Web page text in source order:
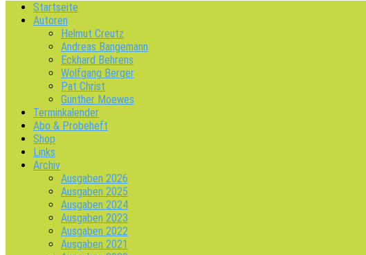
Startseite
Autoren
Helmut Creutz
Andreas Bangemann
Eckhard Behrens
Wolfgang Berger
Pat Christ
Günther Moewes
Terminkalender
Abo & Probeheft
Shop
Links
Archiv
Ausgaben 2026
Ausgaben 2025
Ausgaben 2024
Ausgaben 2023
Ausgaben 2022
Ausgaben 2021